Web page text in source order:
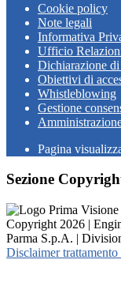
Cookie policy
Note legali
Informativa
Ufficio
Dichiarazione di
Obiettivi di
Whistleblowing
Gestione
Pagina
Sezione
Copyright 2026 |
Parma S.p.A. |
Disclaimer trattamento